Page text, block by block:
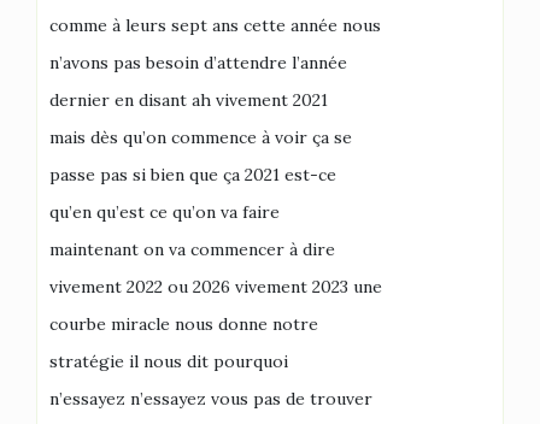
comme à leurs sept ans cette année nous
n’avons pas besoin d’attendre l’année
dernier en disant ah vivement 2021
mais dès qu’on commence à voir ça se
passe pas si bien que ça 2021 est-ce
qu’en qu’est ce qu’on va faire
maintenant on va commencer à dire
vivement 2022 ou 2026 vivement 2023 une
courbe miracle nous donne notre
stratégie il nous dit pourquoi
n’essayez n’essayez vous pas de trouver